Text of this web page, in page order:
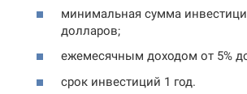
минимальная сумма
долларов;
ежемесячным доходом от 5%
срок инвестиций 1 год.